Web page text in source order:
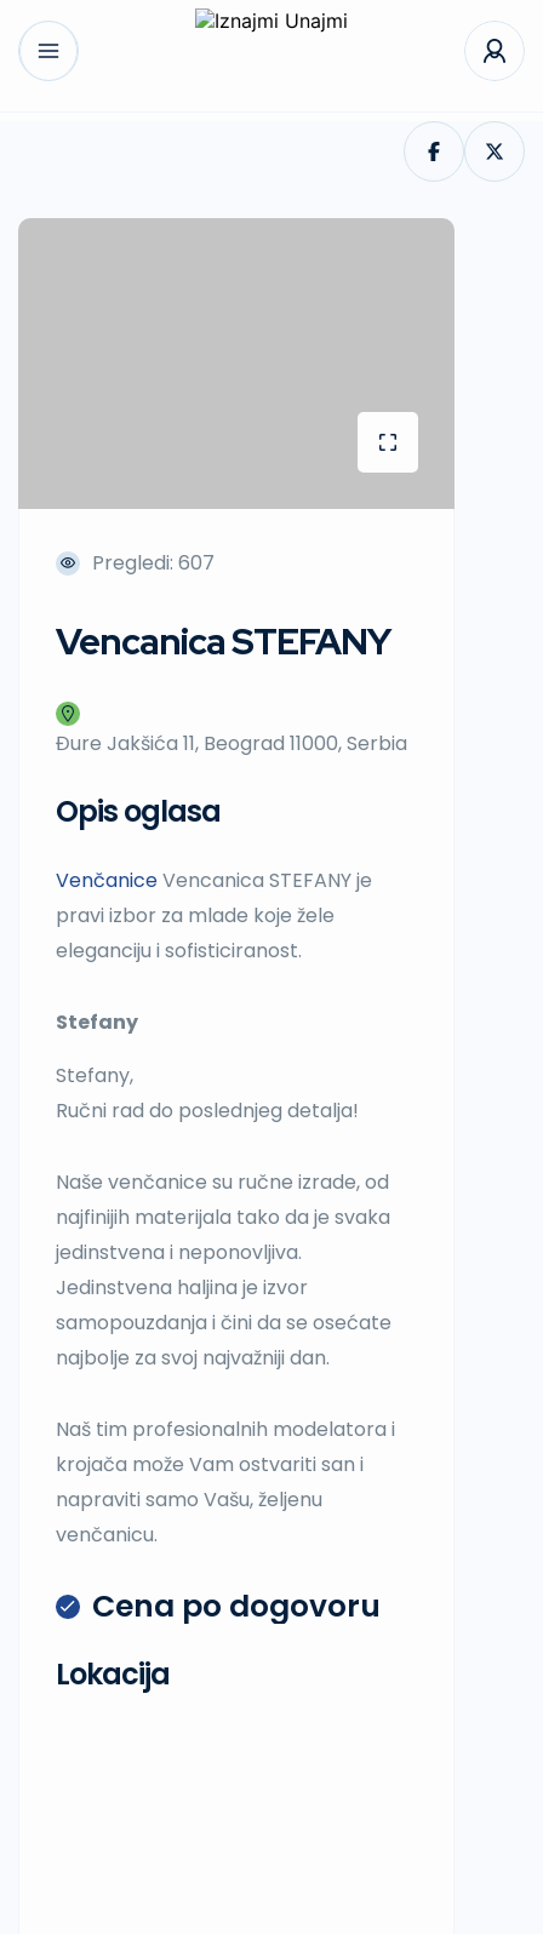
Pregledi: 607
Vencanica STEFANY
Đure Jakšića 11, Beograd 11000, Serbia
Opis oglasa
VenčaniceVencanica STEFANY je
pravi izbor za mlade koje žele
eleganciju i sofisticiranost.
Stefany
Stefany,
Ručni rad do poslednjeg detalja!
Naše venčanice su ručne izrade, od
najfinijih materijala tako da je svaka
jedinstvena i neponovljiva.
Jedinstvena haljina je izvor
samopouzdanja i čini da se osećate
najbolje za svoj najvažniji dan.
Naš tim profesionalnih modelatora i
krojača može Vam ostvariti san i
napraviti samo Vašu, željenu
venčanicu.
Cena po dogovoru
Lokacija